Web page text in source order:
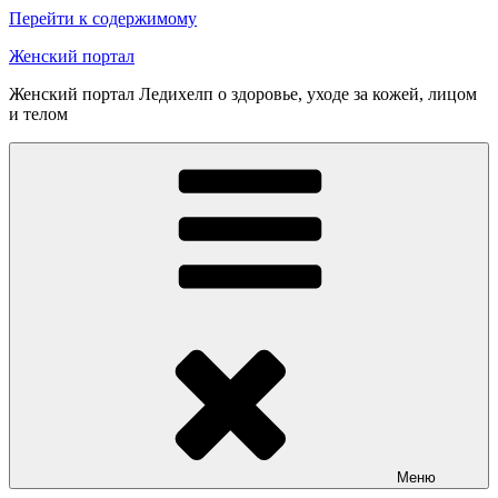
Перейти к содержимому
Женский портал
Женский портал Ледихелп о здоровье, уходе за кожей, лицом
и телом
Меню